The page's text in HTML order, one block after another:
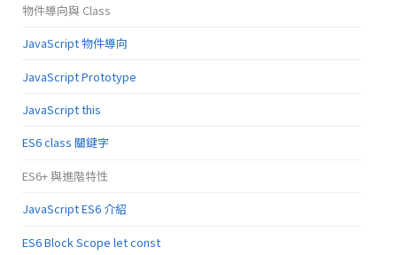
物件導向與 Class
JavaScript 物件導向
JavaScript Prototype
JavaScript this
ES6 class 關鍵字
ES6+ 與進階特性
JavaScript ES6 介紹
ES6 Block Scope let const